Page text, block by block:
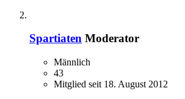
Spartiaten Moderator
Männlich
43
Mitglied seit 18. August 2012